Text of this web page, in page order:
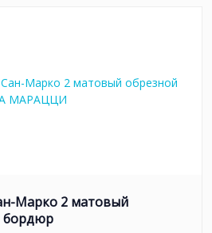
Марко 2 матовый
бордюр